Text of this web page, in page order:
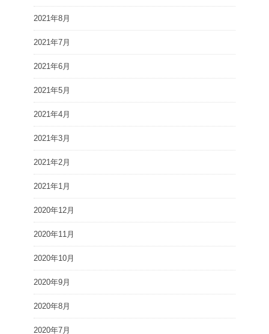
2021年8月
2021年7月
2021年6月
2021年5月
2021年4月
2021年3月
2021年2月
2021年1月
2020年12月
2020年11月
2020年10月
2020年9月
2020年8月
2020年7月